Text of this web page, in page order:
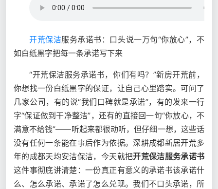
开荒保洁服务承诺书：口头说一万句“你放心”，不
如白纸黑字把每一条承诺写下来
“开荒保洁服务承诺书，你们有吗？”新房开荒前，
你想找一份白纸黑字的保证，让自己心里踏实。可问了
几家公司，有的说“我们口碑就是承诺”，有的发来一行
字“保证做到干净整洁”，还有的直接回一句“你放心，不
满意不给钱”——听起来都很动听，但仔细一想，这些话
没有任何一条能在事后作为依据。深耕成都新居开荒多
年的成都天均安洁保洁，今天就把开荒保洁服务承诺书
这件事彻底讲清楚：一份真正有意义的承诺书该承诺什
么、怎么承诺、承诺了怎么兑现。我们不口头承诺，所